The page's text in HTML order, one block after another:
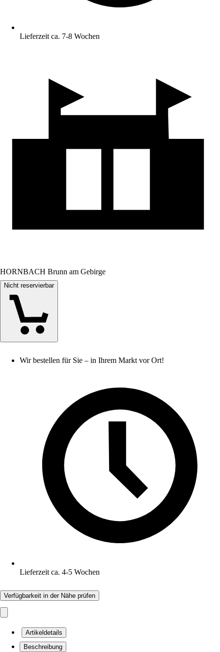
Lieferzeit ca. 7-8 Wochen
HORNBACH Brunn am Gebirge
Nicht reservierbar
Wir bestellen für Sie – in Ihrem Markt vor Ort!
Lieferzeit ca. 4-5 Wochen
Verfügbarkeit in der Nähe prüfen
Artikeldetails
Beschreibung